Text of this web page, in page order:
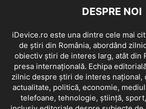
DESPRE NOI
iDevice.ro este una dintre cele mai
de știri din România, abordând
obiectiv știri de interes larg, atât din
presa internațională. Echipa
zilnic despre știri de interes național,
actualitate, politică, economie,
telefoane, tehnologie, știință,